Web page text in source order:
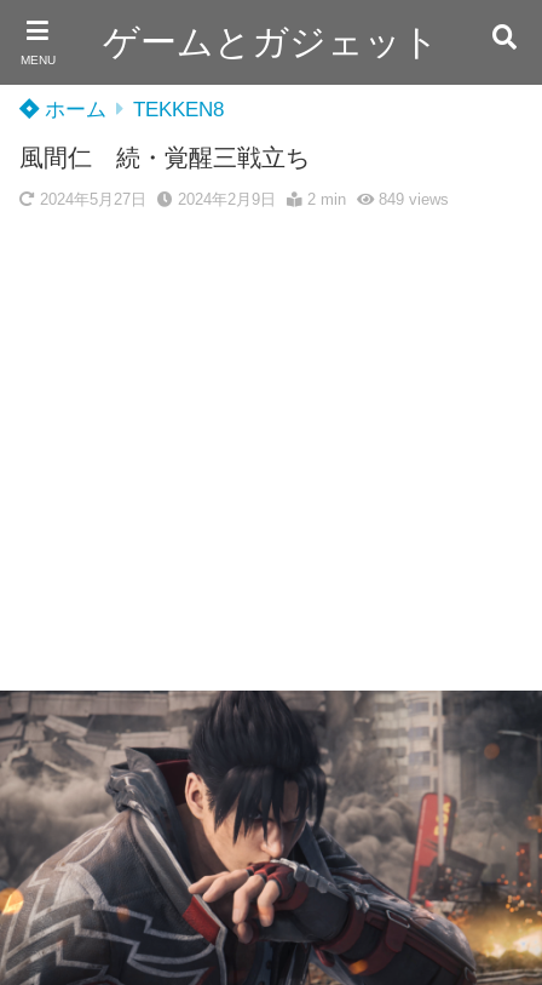
MENU ゲームとガジェット
ホーム TEKKEN8
風間仁 続・覚醒三戦立ち
2024年5月27日 2024年2月9日 2 min 849views